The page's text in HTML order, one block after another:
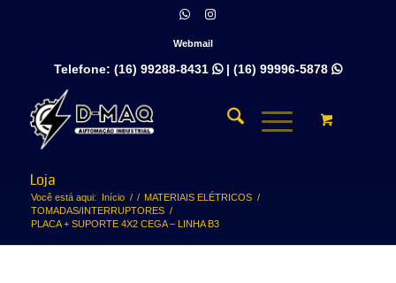
Webmail
Telefone: (16) 99288-8431 | (16) 99996-5878 
Loja
Você está aqui: Início / / MATERIAIS ELÉTRICOS /
TOMADAS/INTERRUPTORES /
PLACA + SUPORTE 4X2 CEGA – LINHA B3